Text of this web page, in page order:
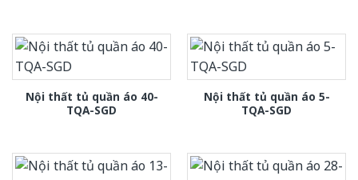
Nội thất tủ quần áo 40-
TQA-SGD
Nội thất tủ quần áo 5-
TQA-SGD